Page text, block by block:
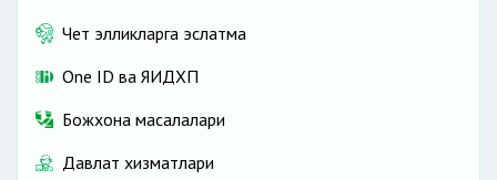
Чет элликларга эслатма
One ID ва ЯИДХП
Божхона масалалари
Давлат хизматлари